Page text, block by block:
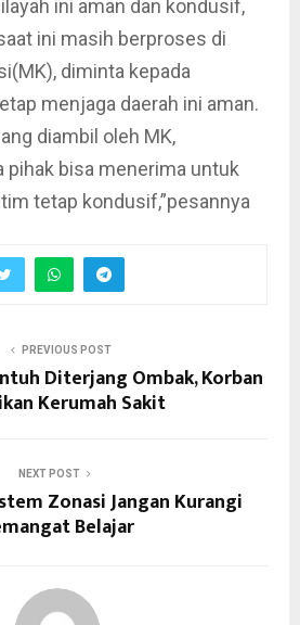
ini aman dan kondusif,
ini masih berproses di
diminta kepada
menjaga daerah ini aman.
diambil oleh MK,
pihak bisa menerima untuk
tetap kondusif,”pesannya
PREVIOUS POST
Diterjang Ombak, Korban
Kerumah Sakit
NEXT POST
Zonasi Jangan Kurangi
Belajar